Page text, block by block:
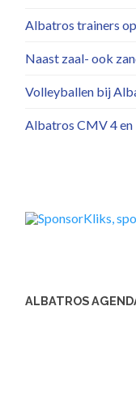
Albatros trainers
Naast zaal- ook
Volleyballen bij
Albatros CMV 4 en
ALBATROS